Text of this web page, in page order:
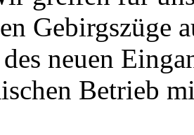
Gebirgszüge
neuen
Betrieb